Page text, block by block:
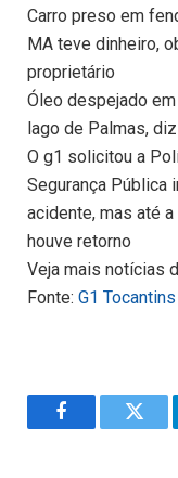
Carro preso em
MA teve dinheiro,
proprietário
Óleo despejado
lago de Palmas,
O g1 solicitou a
Segurança Pública
acidente, mas até
houve retorno
Veja mais notícias
Fonte: G1 Tocantins
Facebook